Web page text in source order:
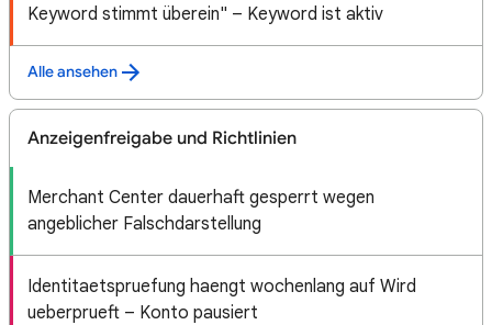
Keyword stimmt überein" – Keyword ist aktiv
Alle ansehen
Anzeigenfreigabe und Richtlinien
Merchant Center dauerhaft gesperrt wegen
angeblicher Falschdarstellung
Identitaetspruefung haengt wochenlang auf Wird
ueberprueft – Konto pausiert